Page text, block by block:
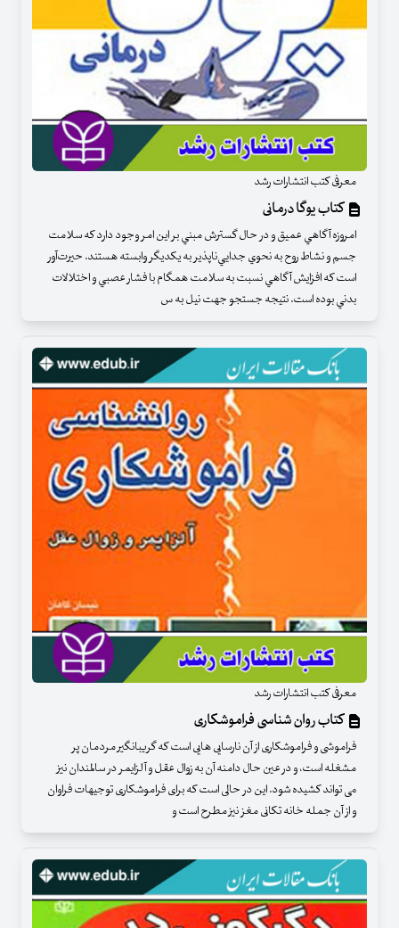
معرفی کتب انتشارات رشد
کتاب یوگا درمانی
امروزه آگاهي عميق و در حال گسترش مبني بر اين امر وجود دارد كه سلامت
جسم و نشاط روح به نحوي جدايي‌ناپذير به يكديگر وابسته هستند. حيرت‌آور
است كه افزايش آگاهي نسبت به سلامت همگام با فشار عصبي و اختلالات
بدني بوده است. نتيجه جستجو جهت نيل به س
معرفی کتب انتشارات رشد
کتاب روان شناسی فراموشکاری
فراموشی و فراموشکاری از آن نارسایی هایی است که گریبانگیر مردمان پر
مشغله است، و در عین حال دامنه آن به زوال عقل و آلزایمر در سالمندان نیز
می تواند کشیده شود. این در حالی است که برای فراموشکاری توجیهات فراوان
و از آن جمله خانه تکانی مغز نیز مطرح است و